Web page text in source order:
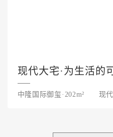
现代大宅·为生活的
中隆国际御玺·202m² 现